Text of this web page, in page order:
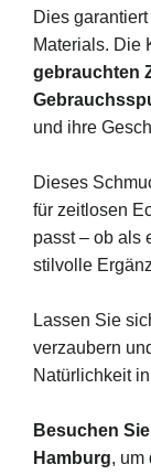
Dies
Materials. Die
gebrauchten
und ihre
Dieses
für zeitlosen
passt – ob als
stilvolle
Lassen Sie
verzaubern
Natürlichkeit
Besuchen
Hamburg, um